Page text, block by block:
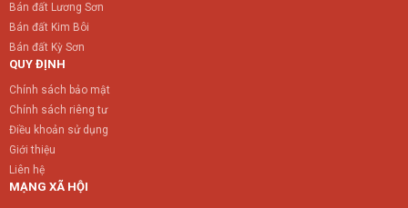
Bán đất Lương Sơn
Bán đất Kim Bôi
Bán đất Kỳ Sơn
QUY ĐỊNH
Chính sách bảo mật
Chính sách riêng tư
Điều khoản sử dụng
Giới thiệu
Liên hệ
MẠNG XÃ HỘI